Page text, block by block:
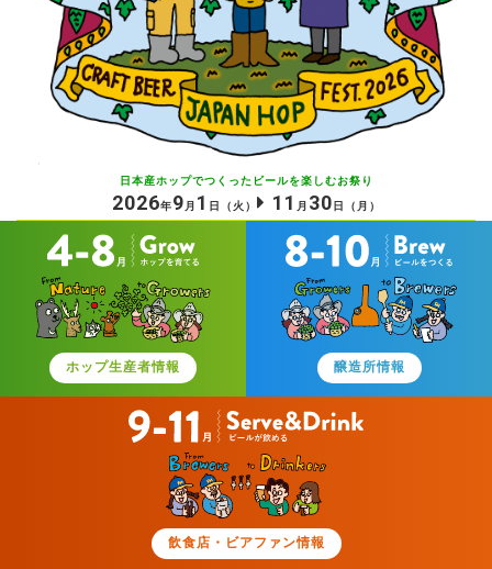
日本産ホップでつくったビールを楽しむお祭り
2026年9 月 1 日 （火） 11 月 30 日 （月）
ホップ生産者情報 醸造所情報
飲食店・ビアファン情報